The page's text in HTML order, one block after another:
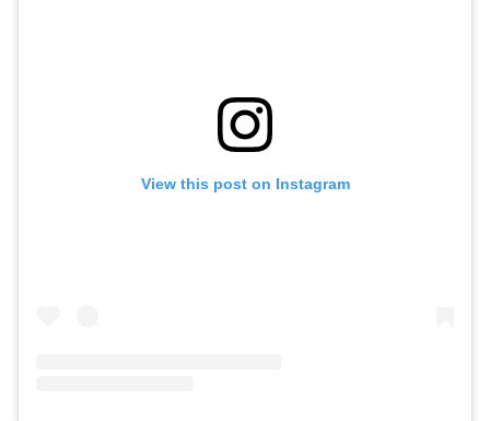
View this post on Instagram